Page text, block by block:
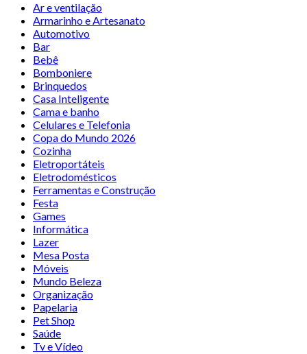
Ar e ventilação
Armarinho e Artesanato
Automotivo
Bar
Bebê
Bomboniere
Brinquedos
Casa Inteligente
Cama e banho
Celulares e Telefonia
Copa do Mundo 2026
Cozinha
Eletroportáteis
Eletrodomésticos
Ferramentas e Construção
Festa
Games
Informática
Lazer
Mesa Posta
Móveis
Mundo Beleza
Organização
Papelaria
Pet Shop
Saúde
Tv e Vídeo